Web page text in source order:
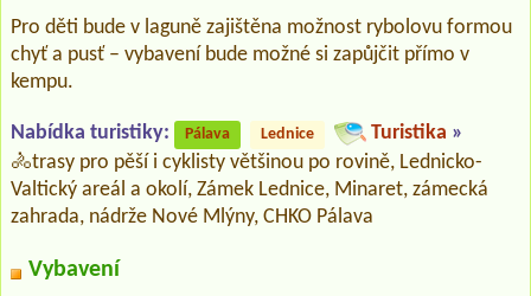
Pro děti bude v laguně zajištěna možnost rybolovu formou
chyť a pusť – vybavení bude možné si zapůjčit přímo v
kempu.
Nabídka turistiky: Pálava Lednice Turistika »
🚴‍trasy pro pěší i cyklisty většinou po rovině, Lednicko-
Valtický areál a okolí, Zámek Lednice, Minaret, zámecká
zahrada, nádrže Nové Mlýny, CHKO Pálava
Vybavení